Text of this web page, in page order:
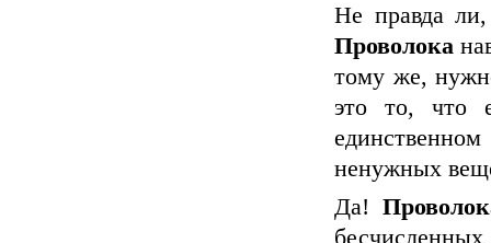
Не правда ли,
Проволока
тому же,
это то, что
ненужных
Да!